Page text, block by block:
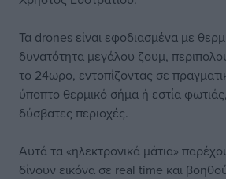
Τα drones είναι εφοδιασμένα με
δυνατότητα μεγάλου ζουμ,
το 24ωρο, εντοπίζοντας σε
ύποπτο θερμικό σήμα ή εστία
δύσβατες περιοχές.
Αυτά τα «ηλεκτρονικά μάτια»
δίνουν εικόνα σε real time και